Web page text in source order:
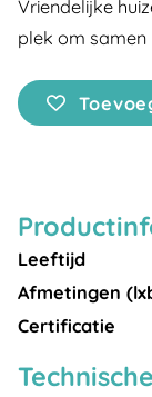
Vriendelijke
plek om samen
Leeftijd
Afmetingen
Certificatie